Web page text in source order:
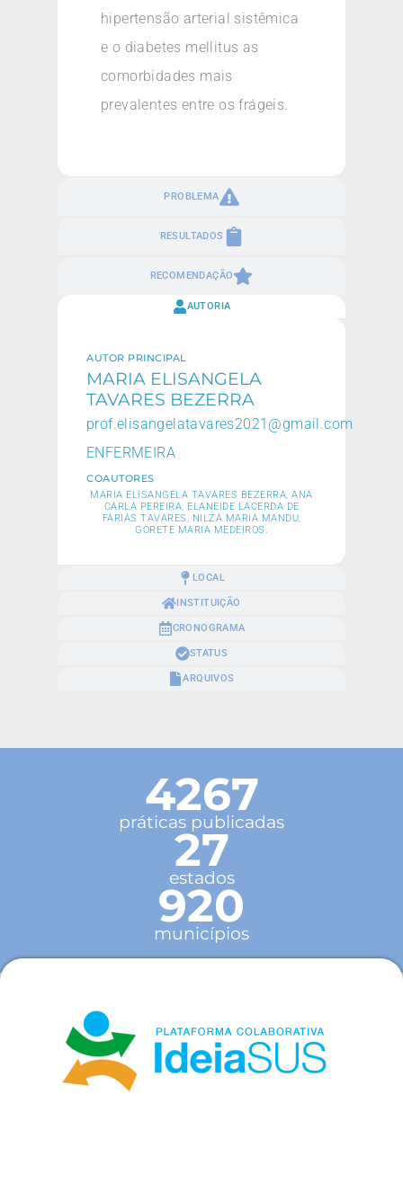
PROBLEMA
RESULTADOS
RECOMENDAÇÃO
hipertensão arterial sistêmica
e o diabetes mellitus as
comorbidades mais
prevalentes entre os frágeis.
AUTORIA
LOCAL
INSTITUIÇÃO
CRONOGRAMA
STATUS
ARQUIVOS
AUTOR PRINCIPAL
MARIA ELISANGELA
TAVARES BEZERRA
prof.elisangelatavares2021@gmail.com
ENFERMEIRA
COAUTORES
MARIA ELISANGELA TAVARES BEZERRA, ANA
CARLA PEREIRA, ELANEIDE LACERDA DE
FARIAS TAVARES, NILZA MARIA MANDU,
GORETE MARIA MEDEIROS.
4267
práticas publicadas
27
estados
920
municípios